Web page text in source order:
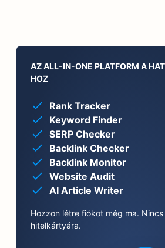
AZ ALL-IN-ONE PLATFORM A
HOZ
Rank Tracker
Keyword Finder
SERP Checker
Backlink Checker
Backlink Monitor
Website Audit
AI Article Writer
Hozzon létre fiókot még ma.
hitelkártyára.